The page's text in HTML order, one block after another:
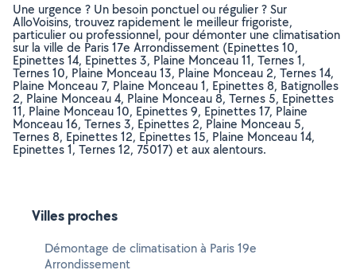
Une urgence ? Un besoin ponctuel ou régulier ? Sur
AlloVoisins, trouvez rapidement le meilleur frigoriste,
particulier ou professionnel, pour démonter une climatisation
sur la ville de Paris 17e Arrondissement (Epinettes 10,
Epinettes 14, Epinettes 3, Plaine Monceau 11, Ternes 1,
Ternes 10, Plaine Monceau 13, Plaine Monceau 2, Ternes 14,
Plaine Monceau 7, Plaine Monceau 1, Epinettes 8, Batignolles
2, Plaine Monceau 4, Plaine Monceau 8, Ternes 5, Epinettes
11, Plaine Monceau 10, Epinettes 9, Epinettes 17, Plaine
Monceau 16, Ternes 3, Epinettes 2, Plaine Monceau 5,
Ternes 8, Epinettes 12, Epinettes 15, Plaine Monceau 14,
Epinettes 1, Ternes 12, 75017) et aux alentours.
Villes proches
Démontage de climatisation à Paris 19e
Arrondissement